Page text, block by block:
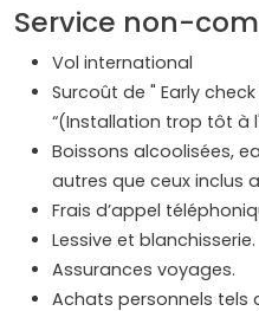
Service non-
Vol international
Surcoût de " Early
“(Installation trop tôt
Boissons alcoolisées,
autres que ceux inclus
Frais d’appel
Lessive et blanchisserie.
Assurances voyages.
Achats personnels tels